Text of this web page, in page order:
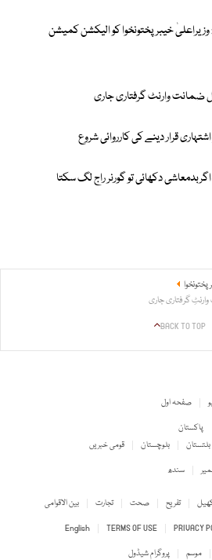
خیبرپختونخوا کو الیکشن کمیشن
ضمانت وارنٹ گرفتاری جاری
قرار دینے کی کارروائی شروع
دکھائی تو گورنر راج لگ سکتا
پختونخوا
گرفتاری جاری
BACK TO TOP
صفحہ اول
پاکستان
قومی خبریں
بلوچستان
سندھ
بین الاقوامی تجارت صحت تفریح
English
TERMS OF USE PRIVACY
پروگرام شیڈول
موسم